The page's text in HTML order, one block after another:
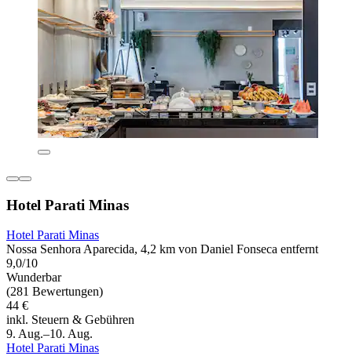
Hotel Parati Minas
Hotel Parati Minas
Nossa Senhora Aparecida, 4,2 km von Daniel Fonseca entfernt
9,0/10
Wunderbar
(281 Bewertungen)
44 €
inkl. Steuern & Gebühren
9. Aug.–10. Aug.
Hotel Parati Minas